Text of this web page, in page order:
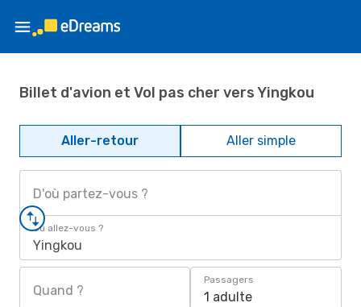
Billet d'avion et Vol pas cher vers Yingkou
Aller-retour Aller simple
D'où partez-vous ?
Où allez-vous ?
Yingkou
Quand ?
Passagers
1 adulte